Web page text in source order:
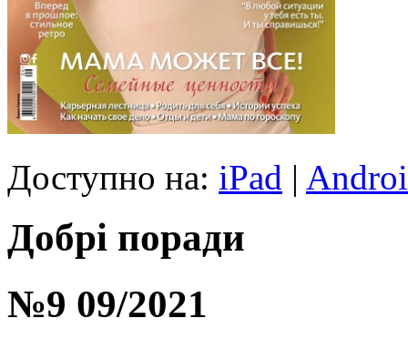
Доступно на: iPad |
Добрі поради
№9 09/2021